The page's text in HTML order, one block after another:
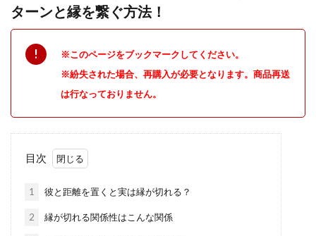
ターンと縁を繋ぐ方法！
※このページをブックマークしてください。
※紛失された場合、再購入が必要となります。商品再送
は行なっておりません。
目次
1 彼と距離を置くと実は縁が切れる？
2 縁が切れる関係性はこんな関係